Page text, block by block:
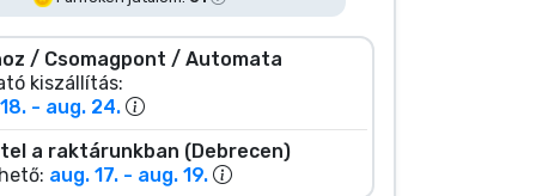
/ Csomagpont / Automata
kiszállítás:
- aug. 24.
a raktárunkban (Debrecen)
aug. 17. - aug. 19.